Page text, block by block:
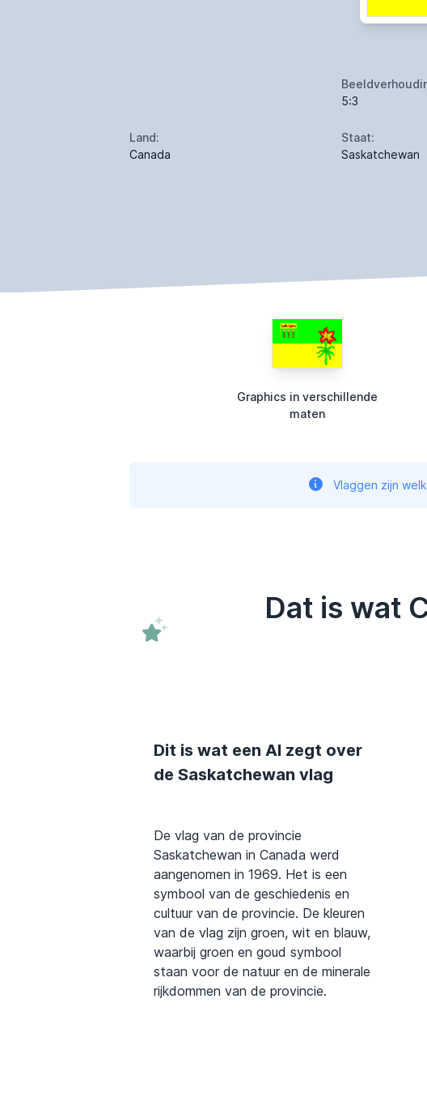
5:3
Land:
Canada
Staat:
Saskatchewan
Graphics in verschillende
maten
Vlaggen zijn
Dat is wat
Dit is wat een AI zegt over
de Saskatchewan vlag
De vlag van de provincie
Saskatchewan in Canada werd
aangenomen in 1969. Het is een
symbool van de geschiedenis en
cultuur van de provincie. De kleuren
van de vlag zijn groen, wit en blauw,
waarbij groen en goud symbool
staan voor de natuur en de minerale
rijkdommen van de provincie.